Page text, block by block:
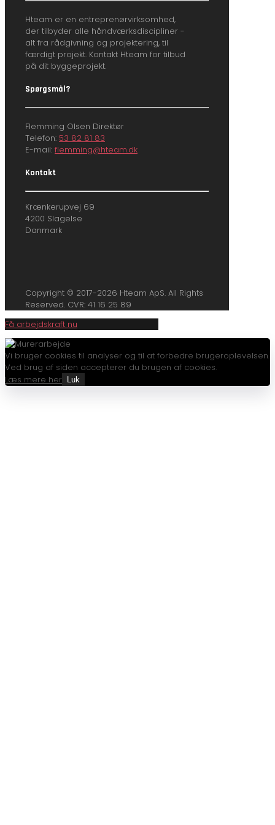
Hteam er en entreprenørvirksomhed,
der tilbyder alle håndværksdiscipliner -
alt fra rådgivning og projektering, til
færdigt projekt. Kontakt Hteam for tilbud
på dit byggeprojekt.
Spørgsmål?
Flemming Olsen Direktør
Telefon: 53 82 81 83
E-mail: flemming@hteam.dk
Kontakt
Krænkerupvej 69
4200 Slagelse
Danmark
Copyright © 2017-2026 Hteam ApS. All Rights
Reserved. CVR: 41 16 25 89
Få arbejdskraft nu
Vi bruger cookies til analyser og til at forbedre brugeroplevelsen.
Ved brug af siden accepterer du brugen af cookies.
Læs mere her
Luk